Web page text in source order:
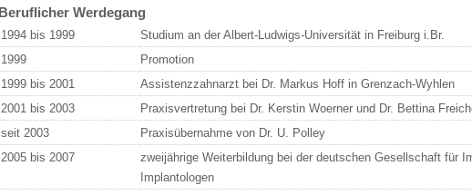
Beruflicher Werdegang
1994 bis 1999
Studium an der Albert-Ludwigs-Universität in Freiburg i.Br.
1999
Promotion
1999 bis 2001
Assistenzzahnarzt bei Dr. Markus Hoff in Grenzach-Wyhlen
2001 bis 2003
Praxisvertretung bei Dr. Kerstin Woerner und Dr. Bettina
seit 2003
Praxisübernahme von Dr. U. Polley
2005 bis 2007
zweijährige Weiterbildung bei der deutschen Gesellschaft für
Implantologen